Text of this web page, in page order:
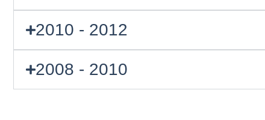
2010 - 2012
2008 - 2010